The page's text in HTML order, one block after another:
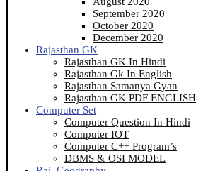
September 2020
October 2020
December 2020
Rajasthan GK
Rajasthan GK In Hindi
Rajasthan Gk In English
Rajasthan Samanya Gyan
Rajasthan GK PDF ENGLISH
Computer Set
Computer Question In Hindi
Computer IOT
Computer C++ Program’s
DBMS & OSI MODEL